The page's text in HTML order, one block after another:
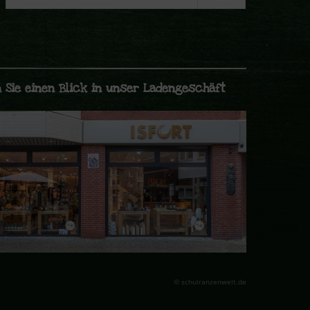
Sie einen Blick in unser Ladengeschäft
© schulranzenwelt.de